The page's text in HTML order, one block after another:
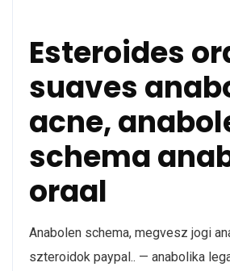
Esteroides
suaves
acne,
schema
oraal
Anabolen schema, megvesz jogi
szteroidok paypal.. — anabolika